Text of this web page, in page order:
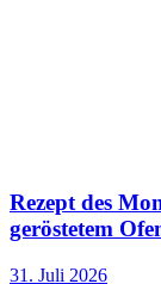
Rezept des
geröstetem
31. Juli 2026